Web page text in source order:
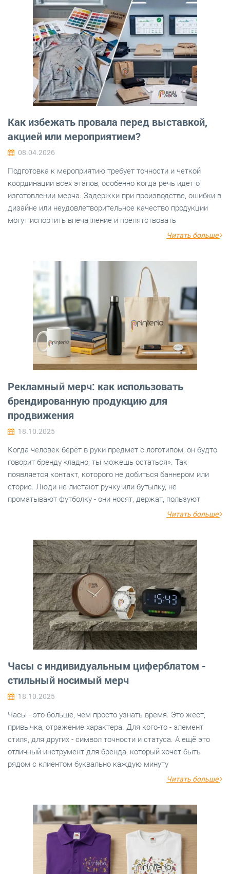
Как избежать провала перед выставкой,
акцией или мероприятием?
08.04.2026
Подготовка к мероприятию требует точности и четкой
координации всех этапов, особенно когда речь идет о
изготовлении мерча. Задержки при производстве, ошибки в
дизайне или неудовлетворительное качество продукции
могут испортить впечатление и препятствовать
Читать больше
Рекламный мерч: как использовать
брендированную продукцию для
продвижения
18.10.2025
Когда человек берёт в руки предмет с логотипом, он будто
говорит бренду «ладно, ты можешь остаться». Так
появляется контакт, которого не добиться баннером или
сторис. Люди не листают ручку или бутылку, не
проматывают футболку - они носят, держат, пользуют
Читать больше
Часы с индивидуальным циферблатом -
стильный носимый мерч
18.10.2025
Часы - это больше, чем просто узнать время. Это жест,
привычка, отражение характера. Для кого-то - элемент
стиля, для других - символ точности и статуса. А ещё это
отличный инструмент для бренда, который хочет быть
рядом с клиентом буквально каждую минуту
Читать больше